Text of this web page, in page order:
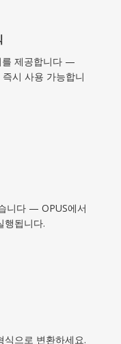
를 제공합니다 —
시 사용 가능합니
니다 — OPUS에서
행됩니다.
식으로 변환하세요.